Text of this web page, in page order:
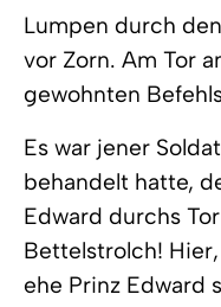
Lumpen durch
vor Zorn. Am Tor
gewohnten
Es war jener
behandelt hatte,
Edward durchs
Bettelstrolch!
ehe Prinz Edward